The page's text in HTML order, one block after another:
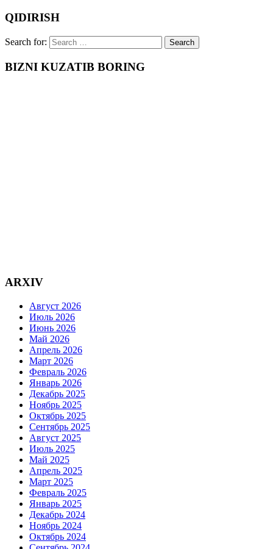
QIDIRISH
Search for:
BIZNI KUZATIB BORING
ARXIV
Август 2026
Июль 2026
Июнь 2026
Май 2026
Апрель 2026
Март 2026
Февраль 2026
Январь 2026
Декабрь 2025
Ноябрь 2025
Октябрь 2025
Сентябрь 2025
Август 2025
Июль 2025
Май 2025
Апрель 2025
Март 2025
Февраль 2025
Январь 2025
Декабрь 2024
Ноябрь 2024
Октябрь 2024